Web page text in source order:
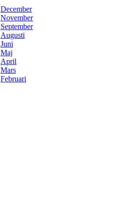
December
November
September
Augusti
Juni
Maj
April
Mars
Februari